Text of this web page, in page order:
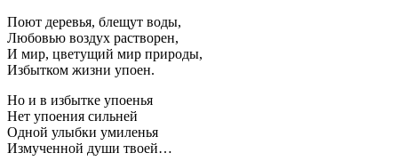
Поют деревья, блещут воды,
Любовью воздух растворен,
И мир, цветущий мир природы,
Избытком жизни упоен.
Но и в избытке упоенья
Нет упоения сильней
Одной улыбки умиленья
Измученной души твоей…